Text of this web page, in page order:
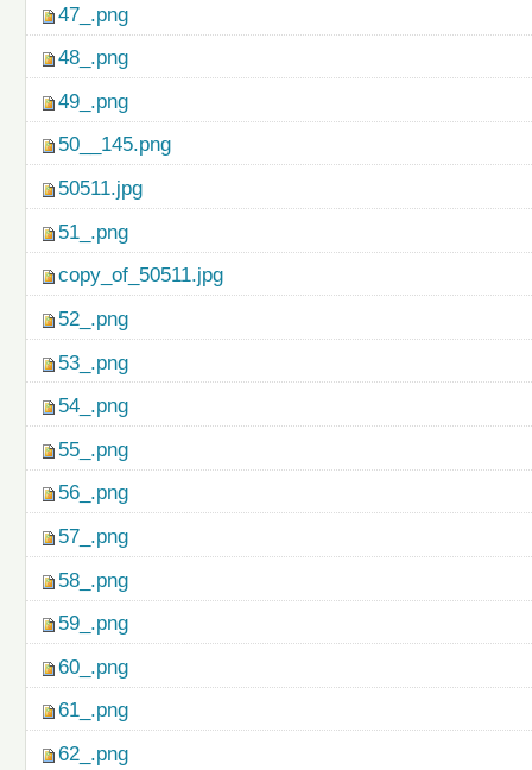
47_.png
48_.png
49_.png
50__145.png
50511.jpg
51_.png
copy_of_50511.jpg
52_.png
53_.png
54_.png
55_.png
56_.png
57_.png
58_.png
59_.png
60_.png
61_.png
62_.png